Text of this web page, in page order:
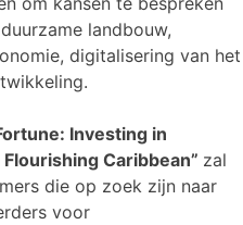
landbouw,
digitalisering van het
Investing in
Caribbean” zal
die op zoek zijn naar
voor